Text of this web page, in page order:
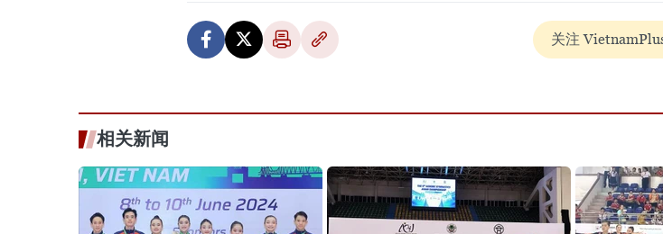
关注
相关新闻